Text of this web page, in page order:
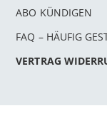
ABO KÜNDIGEN
FAQ – HÄUFIG
VERTRAG